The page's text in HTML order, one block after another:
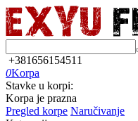
+381656154511
0Korpa
Stavke u korpi:
Korpa je prazna
Pregled korpe Naručivanje